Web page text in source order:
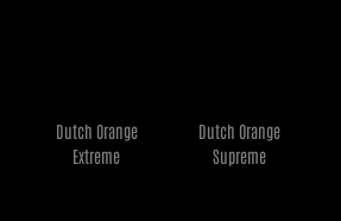
Dutch Orange
Extreme
€ 8,50
Ler mais
Dutch Orange
Supreme
€ 8,45
Ler mais